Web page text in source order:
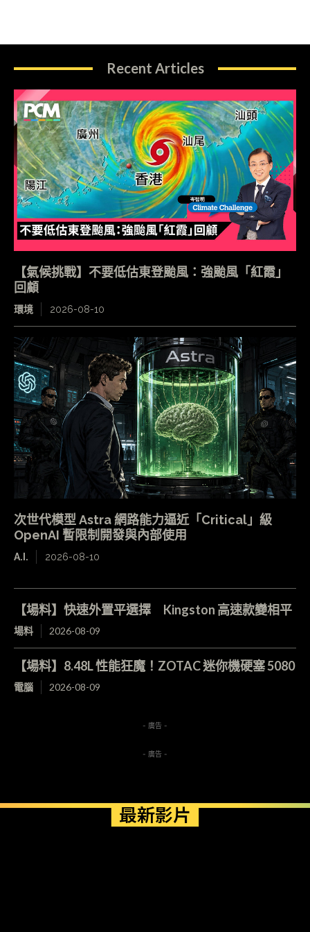
Recent Articles
【氣候挑戰】不要低估東登颱風：強颱風「紅霞」
回顧
環境 2026-08-10
次世代模型 Astra 網路能力逼近「Critical」級
OpenAI 暫限制開發與內部使用
A.I. 2026-08-10
【場料】快速外置平選擇 Kingston 高速款變相平
場料 2026-08-09
【場料】8.48L 性能狂魔！ZOTAC 迷你機硬塞 5080
電腦 2026-08-09
- 廣告 -
- 廣告 -
最新影片